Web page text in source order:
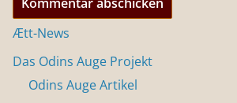
Ætt-News
Das Odins Auge Projekt
Odins Auge Artikel